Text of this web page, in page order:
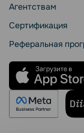
Агентствам
Сертификация
Реферальная